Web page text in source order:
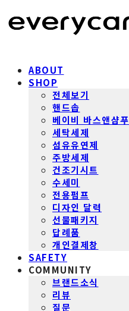
ABOUT
SHOP
전체보기
핸드솝
베이비 바스앤샴푸
세탁세제
섬유유연제
주방세제
건조기시트
수세미
전용펌프
디자인 달력
선물패키지
답례품
개인결제창
SAFETY
COMMUNITY
브랜드소식
리뷰
질문